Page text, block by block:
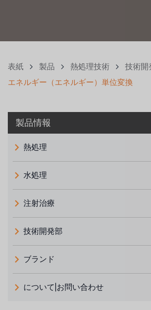
表紙 製品 熱処理技術
技術開
エネルギー（エネルギー）単位変換
製品情報
熱処理
水処理
注射治療
技術開発部
ブランド
義大利 ATLAS
について|お問い合わせ